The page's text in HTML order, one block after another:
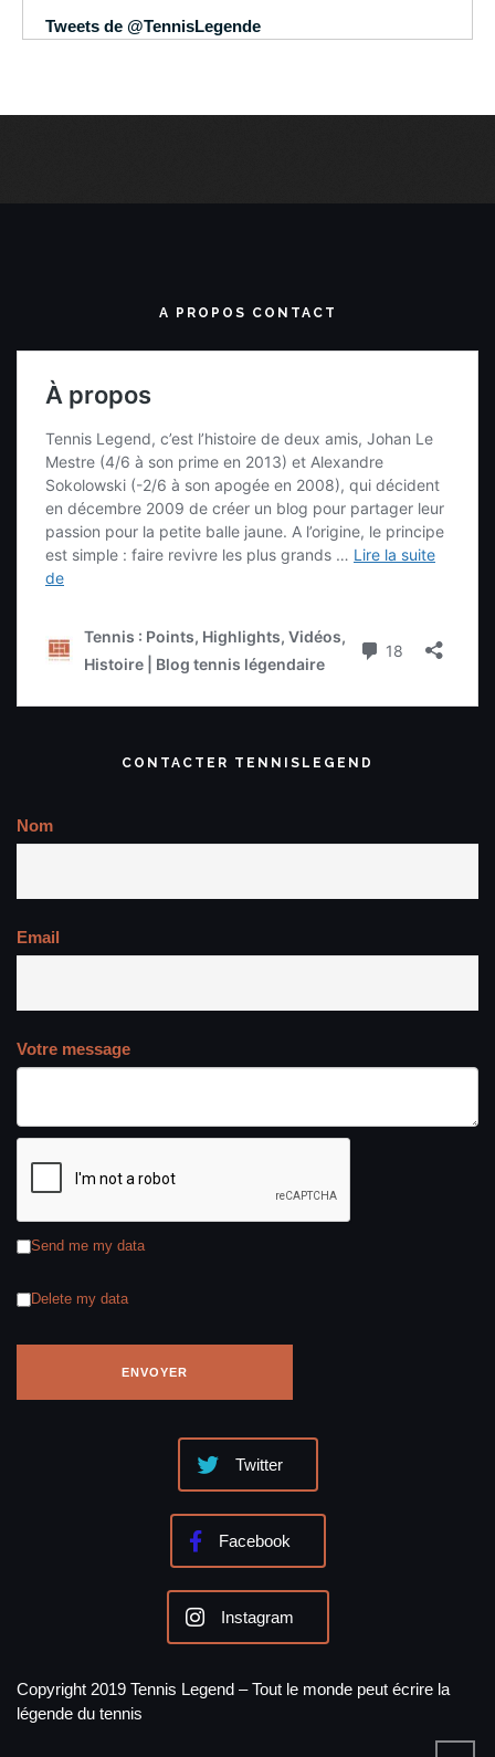
Tweets de @TennisLegende
A PROPOS CONTACT
CONTACTER TENNISLEGEND
Nom
Email
Votre message
Send me my data
Delete my data
Twitter
Facebook
Instagram
Copyright 2019 Tennis Legend – Tout le monde peut écrire la
légende du tennis